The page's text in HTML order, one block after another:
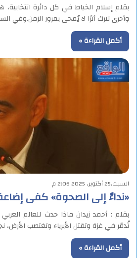
بقلم إسلام الخياط في كل دائرة
وأخرى تترك أثرًا لا يُمحى بمرور الزمن.وفي
أكمل القراءة »
السبت,25 أكتوبر, 2025 2:06 م
«نداءٌ إلى الصحوة» كفى
بقلم : أحمد زيدان ماذا حدث للعالم العربي
تُدمّر في غزة وتقتل الأبرياء وتغتصب الأرض،
أكمل القراءة »